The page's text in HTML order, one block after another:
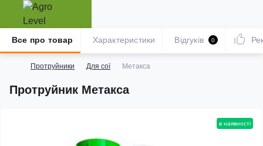
Протруйники Для сої Метакса
Протруйник Метакса
Все про товар Характеристики Відгуків 0
в наявності